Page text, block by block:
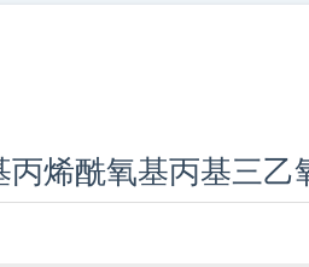
丙烯酰氧基丙基三乙